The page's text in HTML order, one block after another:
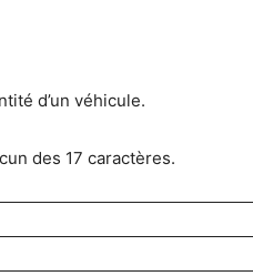
d’un véhicule.
des 17 caractères.